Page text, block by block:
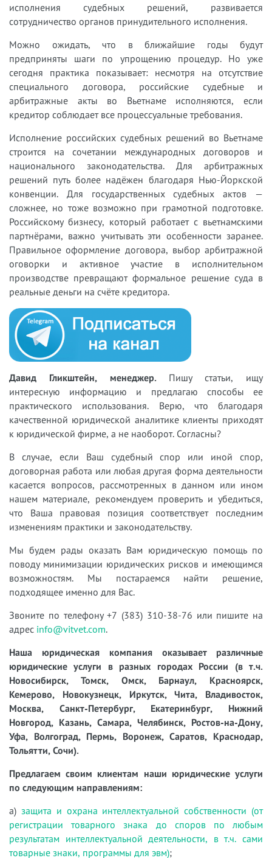
исполнения судебных решений, развивается
сотрудничество органов принудительного исполнения.
Можно ожидать, что в ближайшие годы будут
предприняты шаги по упрощению процедур. Но уже
сегодня практика показывает: несмотря на отсутствие
специального договора, российские судебные и
арбитражные акты во Вьетнаме исполняются, если
кредитор соблюдает все процессуальные требования.
Исполнение российских судебных решений во Вьетнаме
строится на сочетании международных договоров и
национального законодательства. Для арбитражных
решений путь более надёжен благодаря Нью-Йоркской
конвенции. Для государственных судебных актов —
сложнее, но тоже возможно при грамотной подготовке.
Российскому бизнесу, который работает с вьетнамскими
партнёрами, важно учитывать эти особенности заранее.
Правильное оформление договора, выбор арбитражной
оговорки и активное участие в исполнительном
производстве превращают формальное решение суда в
реальные деньги на счёте кредитора.
Давид Гликштейн, менеджер. Пишу статьи, ищу
интересную информацию и предлагаю способы ее
практического использования. Верю, что благодаря
качественной юридической аналитике клиенты приходят
к юридической фирме, а не наоборот. Согласны?
В случае, если Ваш судебный спор или иной спор,
договорная работа или любая другая форма деятельности
касается вопросов, рассмотренных в данном или ином
нашем материале, рекомендуем проверить и убедиться,
что Ваша правовая позиция соответствует последним
изменениям практики и законодательству.
Мы будем рады оказать Вам юридическую помощь по
поводу минимизации юридических рисков и имеющимся
возможностям. Мы постараемся найти решение,
подходящее именно для Вас.
Звоните по телефону +7 (383) 310-38-76 или пишите на
адрес info@vitvet.com.
Наша юридическая компания оказывает различные
юридические услуги в разных городах России (в т.ч.
Новосибирск, Томск, Омск, Барнаул, Красноярск,
Кемерово, Новокузнецк, Иркутск, Чита, Владивосток,
Москва, Санкт-Петербург, Екатеринбург, Нижний
Новгород, Казань, Самара, Челябинск, Ростов-на-Дону,
Уфа, Волгоград, Пермь, Воронеж, Саратов, Краснодар,
Тольятти, Сочи).
Предлагаем своим клиентам наши юридические услуги
по следующим направлениям:
а) защита и охрана интеллектуальной собственности (от
регистрации товарного знака до споров по любым
результатам интеллектуальной деятельности, в т.ч. сами
товарные знаки, программы для эвм);